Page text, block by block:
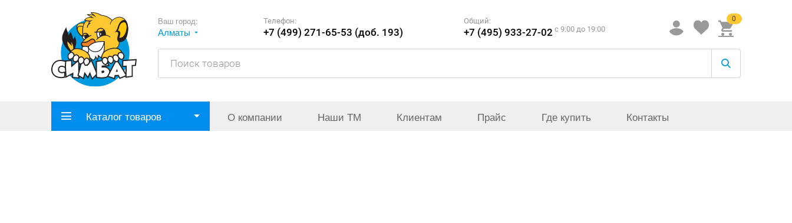
Ваш город:
Алматы
Телефон:
+7 (499) 271-65-53 (доб. 193)
Общий:
+7 (495) 933-27-02 c 9:00 до 19:00
0
Каталог товаров О компании Наши ТМ Клиентам Прайс Где купить Контакты